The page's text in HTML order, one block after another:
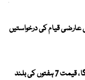
عارضی قیام کی درخواستیں
عالمی مارکیٹ میں سونا مزید مہنگا ، قیمت 7 ہفتوں کی بلند